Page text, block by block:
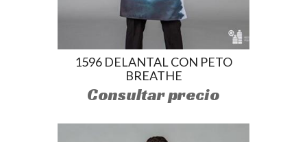
1596 DELANTAL CON PETO
BREATHE
Consultar precio